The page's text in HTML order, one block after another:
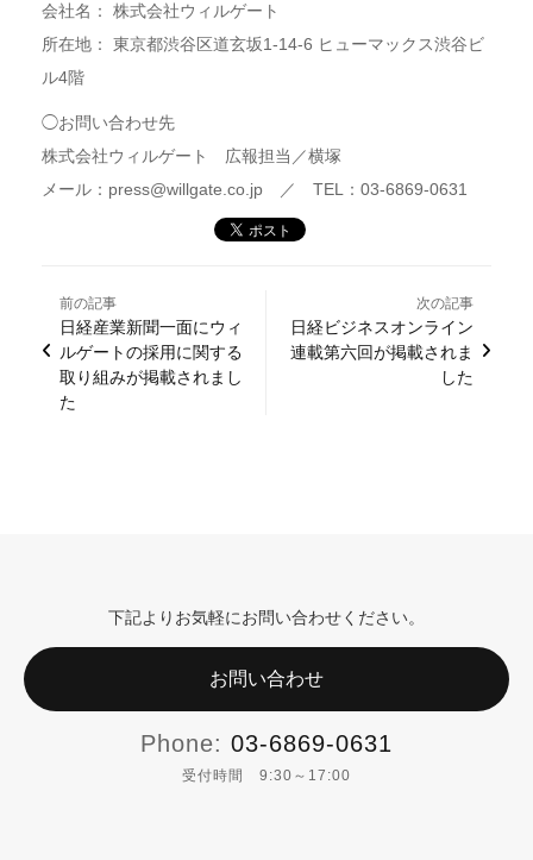
会社名： 株式会社ウィルゲート
所在地： 東京都渋谷区道玄坂1-14-6 ヒューマックス渋谷ビ
ル4階
◯お問い合わせ先
株式会社ウィルゲート 広報担当／横塚
メール：press@willgate.co.jp ／ TEL：03-6869-0631
前の記事
日経産業新聞一面にウィ
ルゲートの採用に関する
取り組みが掲載されまし
た
次の記事
日経ビジネスオンライン
連載第六回が掲載されま
した
下記よりお気軽にお問い合わせください。
お問い合わせ
Phone: 03-6869-0631
受付時間 9:30～17:00